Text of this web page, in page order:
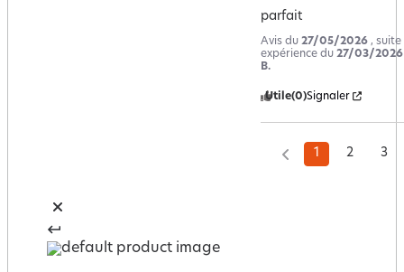
parfait
Avis du 27/05/2026 , suite
expérience du 27/03/2026
B.
Utile(0)Signaler
1 2 3